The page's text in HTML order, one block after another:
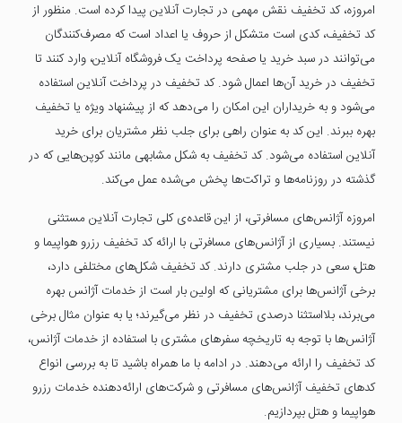
امروزه، کد تخفیف نقش مهمی در تجارت آنلاین پیدا کرده است. منظور از
کد تخفیف، کدی است متشکل از حروف یا اعداد است که مصرف‌کنندگان
می‌توانند در سبد خرید یا صفحه پرداخت یک فروشگاه آنلاین، وارد کنند تا
تخفیف در خرید آن‌ها اعمال شود. کد تخفیف در پرداخت آنلاین استفاده
می‌شود و به خریداران این امکان را می‌دهد که از پیشنهاد ویژه یا تخفیف
بهره ببرند. این کد به عنوان راهی برای جلب نظر مشتریان برای خرید
آنلاین استفاده می‌شود. کد تخفیف به شکل مشابهی مانند کوپن‌هایی که در
گذشته در روزنامه‌ها و تراکت‌ها پخش می‌شده عمل می‌کند.
امروزه آژانس‌های مسافرتی، از این قاعده‌ی کلی تجارت آنلاین مستثنی
نیستند. بسیاری از آژانس‌های مسافرتی با ارائه کد تخفیف رزرو هواپیما و
هتل، سعی در جلب مشتری دارند. کد تخفیف شکل‌های مختلفی دارد،
برخی آژانس‌ها برای مشتریانی که اولین بار است از خدمات آژانس بهره
می‌برند، بلااستثنا درصدی تخفیف در نظر می‌گیرند؛ یا به عنوان مثال برخی
آژانس‌ها با توجه به تاریخچه سفرهای مشتری با استفاده از خدمات آژانس،
کد تخفیف را ارائه می‌دهند. در ادامه با ما همراه باشید تا به بررسی انواع
کدهای تخفیف آژانس‌های مسافرتی و شرکت‌های ارائه‌دهنده خدمات رزرو
هواپیما و هتل بپردازیم.